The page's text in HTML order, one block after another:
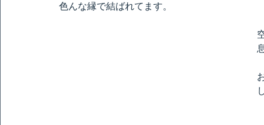
色んな縁で結ばれてます。